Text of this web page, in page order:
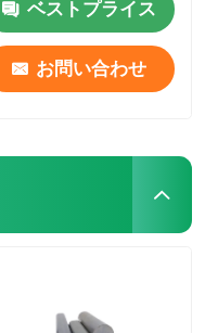
ベストプライス
お問い合わせ